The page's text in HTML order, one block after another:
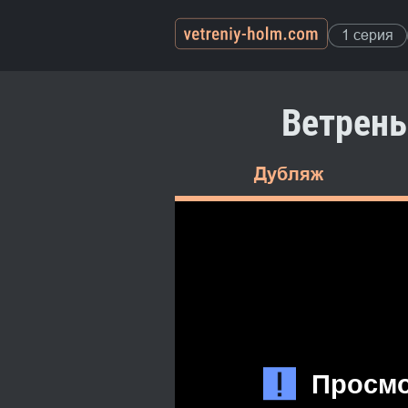
1 серия
Дубляж